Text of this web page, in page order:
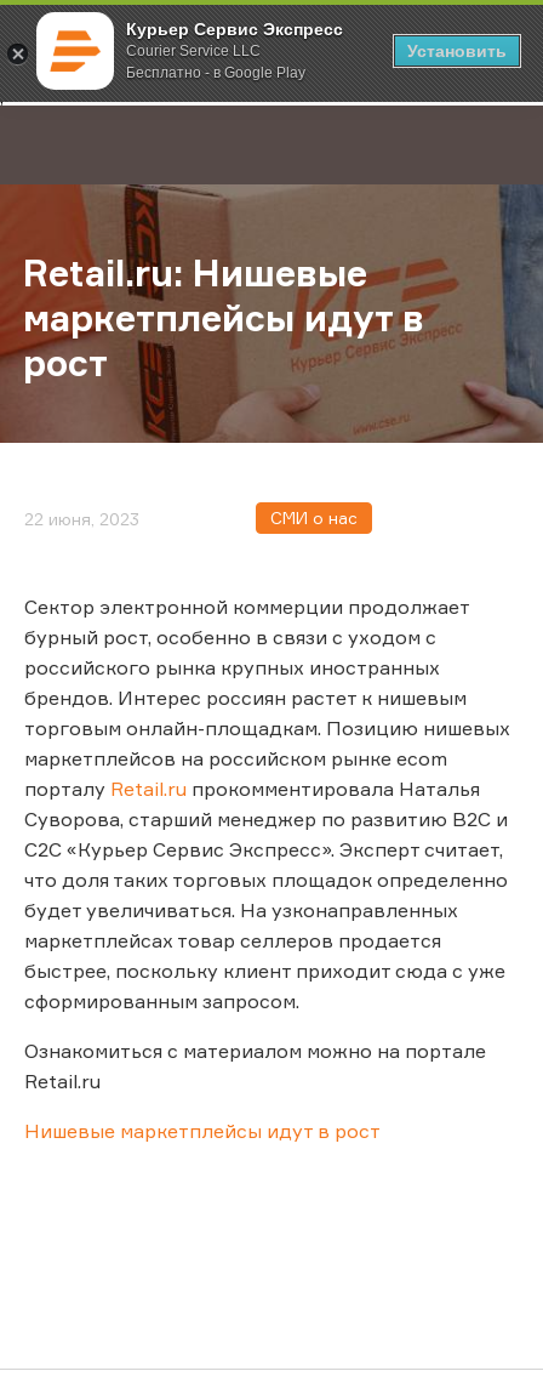
Курьер Сервис Экспресс
Courier Service LLC
Бесплатно - в Google Play
Установить
;
Главная О компании Новости Retail.ru: Нишевые маркетплейсы
Retail.ru: Нишевые
маркетплейсы идут в
рост
22 июня, 2023 СМИ о нас
Сектор электронной коммерции продолжает
бурный рост, особенно в связи с уходом с
российского рынка крупных иностранных
брендов. Интерес россиян растет к нишевым
торговым онлайн-площадкам. Позицию нишевых
маркетплейсов на российском рынке ecom
порталу Retail.ru прокомментировала Наталья
Суворова, старший менеджер по развитию B2C и
С2С «Курьер Сервис Экспресс». Эксперт считает,
что доля таких торговых площадок определенно
будет увеличиваться. На узконаправленных
маркетплейсах товар селлеров продается
быстрее, поскольку клиент приходит сюда с уже
сформированным запросом.
Ознакомиться с материалом можно на портале
Retail.ru
Нишевые маркетплейсы идут в рост